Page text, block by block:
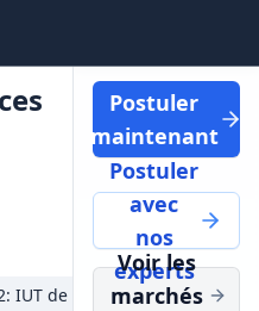
IUT)
: IUT de Vannes Lot3:
Postuler
maintenant
Postuler
avec
nos
experts
Voir les
marchés